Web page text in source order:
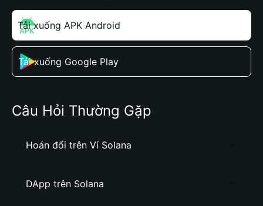
Tải xuống APK Android
Tải xuống Google Play
Câu Hỏi Thường Gặp
Hoán đổi trên Ví Solana
DApp trên Solana